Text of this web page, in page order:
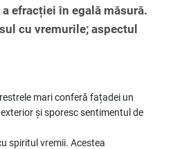
efracției în egală măsură.
cu vremurile; aspectul
mari conferă fațadei un
și sporesc sentimentul de
spiritul vremii. Acestea